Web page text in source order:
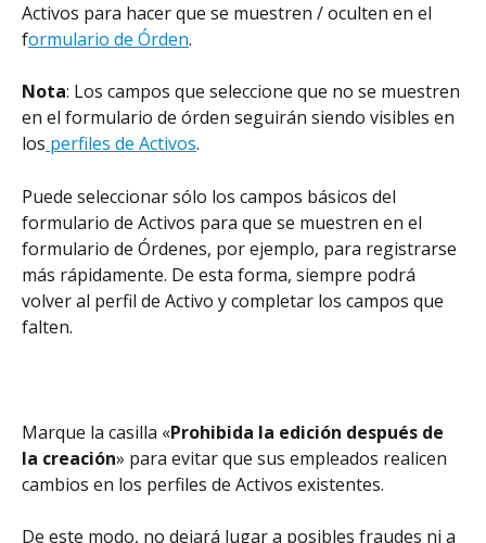
Activos para hacer que se muestren / oculten en el
formulario de Órden.
Nota: Los campos que seleccione que no se muestren
en el formulario de órden seguirán siendo visibles en
los perfiles de Activos.
Puede seleccionar sólo los campos básicos del
formulario de Activos para que se muestren en el
formulario de Órdenes, por ejemplo, para registrarse
más rápidamente. De esta forma, siempre podrá
volver al perfil de Activo y completar los campos que
falten.
Marque la casilla «Prohibida la edición después de
la creación» para evitar que sus empleados realicen
cambios en los perfiles de Activos existentes.
De este modo, no dejará lugar a posibles fraudes ni a